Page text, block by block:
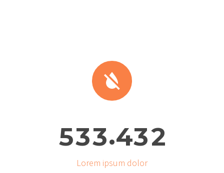


533.432
Lorem ipsum dolor